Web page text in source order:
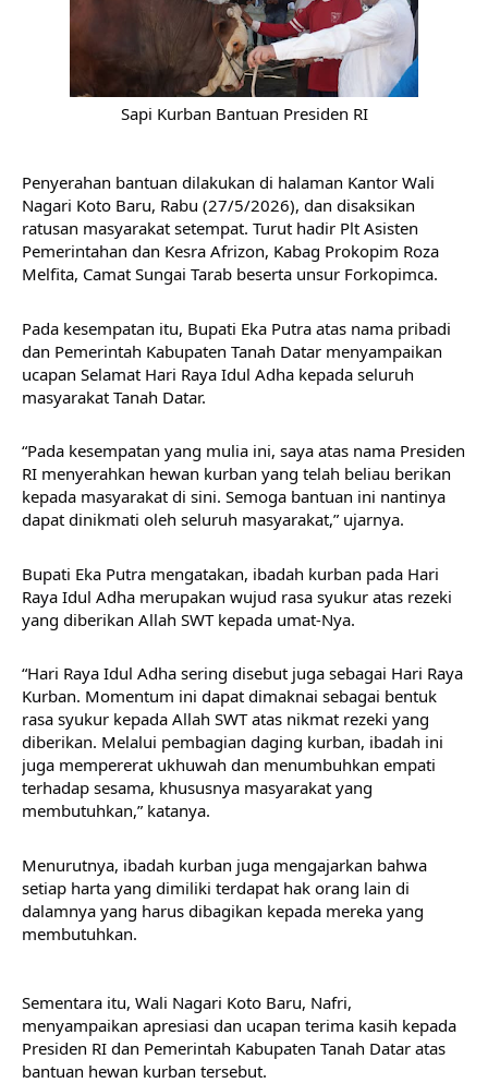
Sapi Kurban Bantuan Presiden RI
Penyerahan bantuan dilakukan di halaman Kantor Wali
Nagari Koto Baru, Rabu (27/5/2026), dan disaksikan
ratusan masyarakat setempat. Turut hadir Plt Asisten
Pemerintahan dan Kesra Afrizon, Kabag Prokopim Roza
Melfita, Camat Sungai Tarab beserta unsur Forkopimca.
Pada kesempatan itu, Bupati Eka Putra atas nama pribadi
dan Pemerintah Kabupaten Tanah Datar menyampaikan
ucapan Selamat Hari Raya Idul Adha kepada seluruh
masyarakat Tanah Datar.
“Pada kesempatan yang mulia ini, saya atas nama Presiden
RI menyerahkan hewan kurban yang telah beliau berikan
kepada masyarakat di sini. Semoga bantuan ini nantinya
dapat dinikmati oleh seluruh masyarakat,” ujarnya.
Bupati Eka Putra mengatakan, ibadah kurban pada Hari
Raya Idul Adha merupakan wujud rasa syukur atas rezeki
yang diberikan Allah SWT kepada umat-Nya.
“Hari Raya Idul Adha sering disebut juga sebagai Hari Raya
Kurban. Momentum ini dapat dimaknai sebagai bentuk
rasa syukur kepada Allah SWT atas nikmat rezeki yang
diberikan. Melalui pembagian daging kurban, ibadah ini
juga mempererat ukhuwah dan menumbuhkan empati
terhadap sesama, khususnya masyarakat yang
membutuhkan,” katanya.
Menurutnya, ibadah kurban juga mengajarkan bahwa
setiap harta yang dimiliki terdapat hak orang lain di
dalamnya yang harus dibagikan kepada mereka yang
membutuhkan.
Sementara itu, Wali Nagari Koto Baru, Nafri,
menyampaikan apresiasi dan ucapan terima kasih kepada
Presiden RI dan Pemerintah Kabupaten Tanah Datar atas
bantuan hewan kurban tersebut.